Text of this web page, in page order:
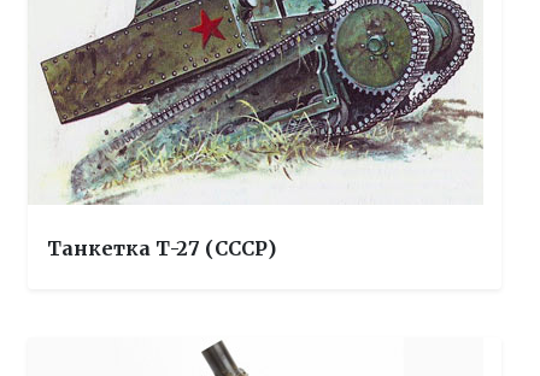
Танкетка Т-27 (СССР)